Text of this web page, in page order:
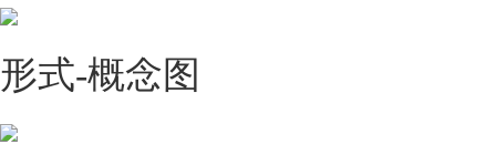
形式-概念图